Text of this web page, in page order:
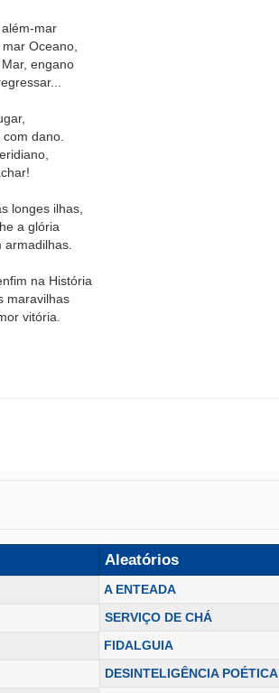
mar
Oceano,
engano
dano.
longes ilhas,
a glória
na História
maravilhas
vitória.
Aleatórios
A ENTEADA
SERVIÇO DE CHÁ
FIDALGUIA
DESINTELIGÊNCIA POÉTICA